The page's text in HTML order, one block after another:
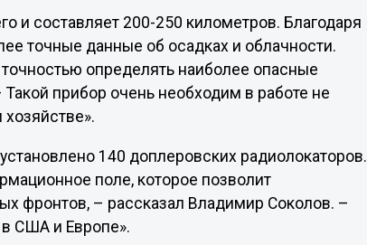
и составляет 200-250 километров. Благодаря
точные данные об осадках и облачности.
определять наиболее опасные
прибор очень необходим в работе не
140 доплеровских радиолокаторов.
поле, которое позволит
фронтов, – рассказал Владимир Соколов. –
США и Европе».